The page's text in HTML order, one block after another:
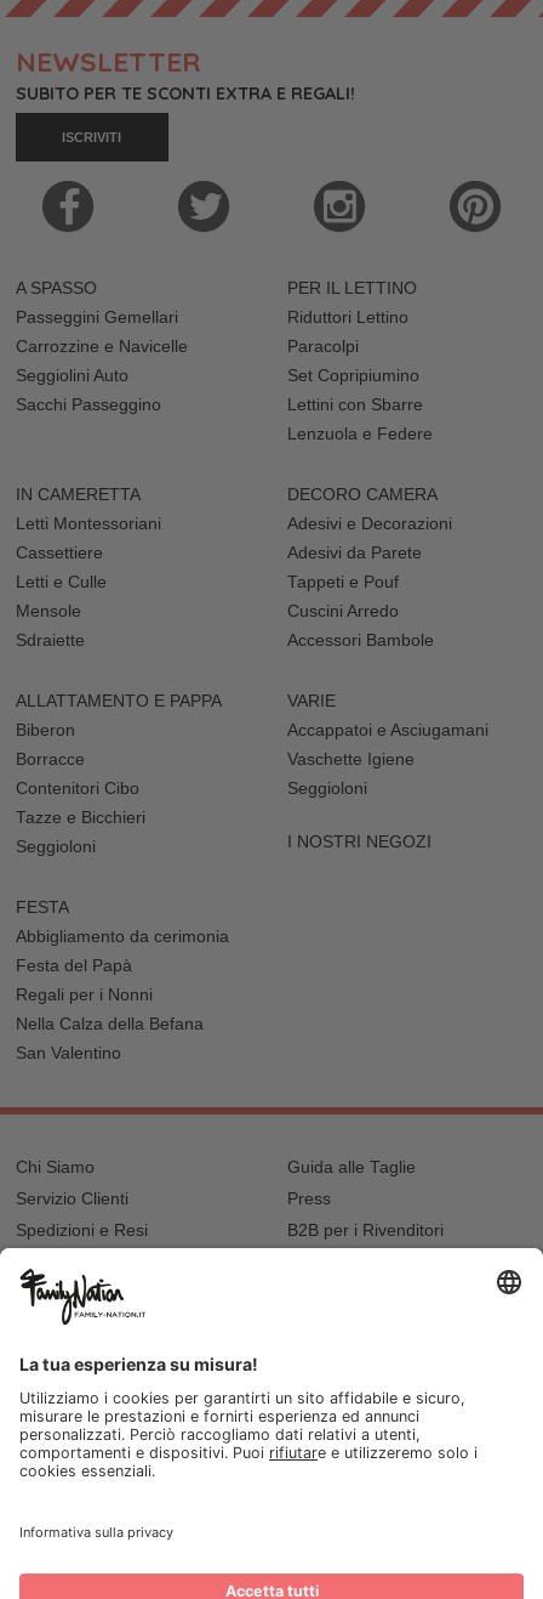
NEWSLETTER
SUBITO PER TE SCONTI EXTRA E REGALI!
ISCRIVITI
A SPASSO
Passeggini Gemellari
Carrozzine e Navicelle
Seggiolini Auto
Sacchi Passeggino
PER IL LETTINO
Riduttori Lettino
Paracolpi
Set Copripiumino
Lettini con Sbarre
Lenzuola e Federe
IN CAMERETTA
Letti Montessoriani
Cassettiere
Letti e Culle
Mensole
Sdraiette
DECORO CAMERA
Adesivi e Decorazioni
Adesivi da Parete
Tappeti e Pouf
Cuscini Arredo
Accessori Bambole
ALLATTAMENTO E PAPPA
Biberon
Borracce
Contenitori Cibo
Tazze e Bicchieri
Seggioloni
VARIE
Accappatoi e Asciugamani
Vaschette Igiene
Seggioloni
I NOSTRI NEGOZI
FESTA
Abbigliamento da cerimonia
Festa del Papà
Regali per i Nonni
Nella Calza della Befana
San Valentino
Chi Siamo
Servizio Clienti
Spedizioni e Resi
Recupero password?
Lista regalo e nascita
Guida alle Taglie
Press
B2B per i Rivenditori